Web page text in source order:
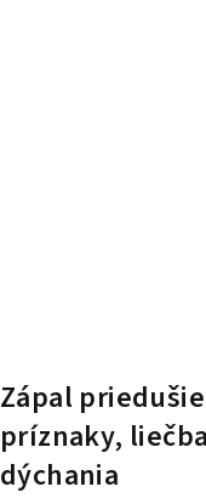
Zápal
príznaky,
dýchania